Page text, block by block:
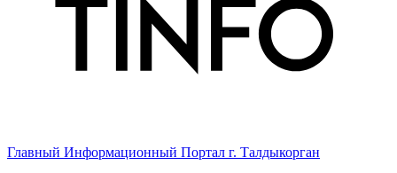
Главный Информационный Портал г. Талдыкорган